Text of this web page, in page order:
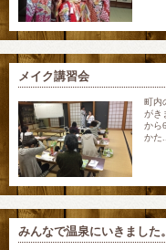
メイク講習会
町内
がき
から
かた...
みんなで温泉にいきました。